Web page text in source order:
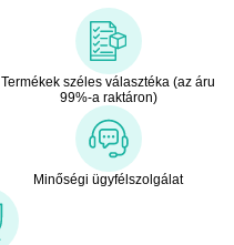
Termékek széles választéka (az áru
99%-a raktáron)
Minőségi ügyfélszolgálat